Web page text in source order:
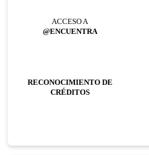
ACCESO A
@ENCUENTRA
RECONOCIMIENTO DE
CRÉDITOS